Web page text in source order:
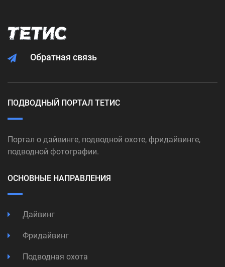
Обратная связь
ПОДВОДНЫЙ ПОРТАЛ ТЕТИС
Портал о дайвинге, подводной охоте, фридайвинге,
подводной фотографии.
ОСНОВНЫЕ НАПРАВЛЕНИЯ
Дайвинг
Фридайвинг
Подводная охота